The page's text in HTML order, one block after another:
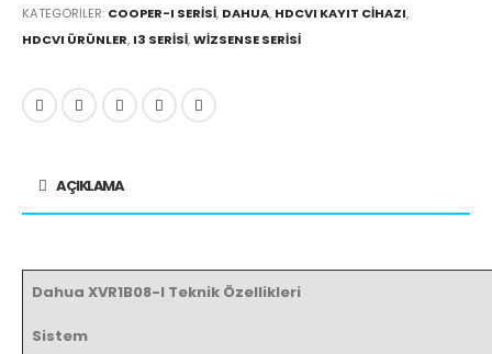
KATEGORILER: COOPER-I SERISI, DAHUA, HDCVI KAYIT CIHAZI,
HDCVI ÜRÜNLER, I3 SERISI,WIZSENSE SERISI
AÇIKLAMA
Dahua XVR1B08-I Teknik Özellikleri
Sistem